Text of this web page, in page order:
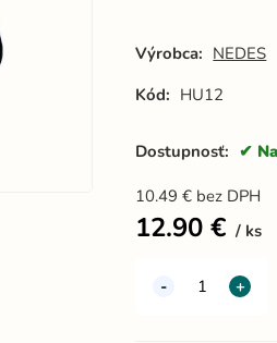
Výrobca: NEDES
Kód: HU12
Dostupnosť:
10.49 € bez DPH
12.90 € ks